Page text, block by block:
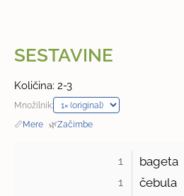
SESTAVINE
Količina: 2-3
Množilnik:
📏Mere · 🌿Začimbe
1 bageta
1 čebula